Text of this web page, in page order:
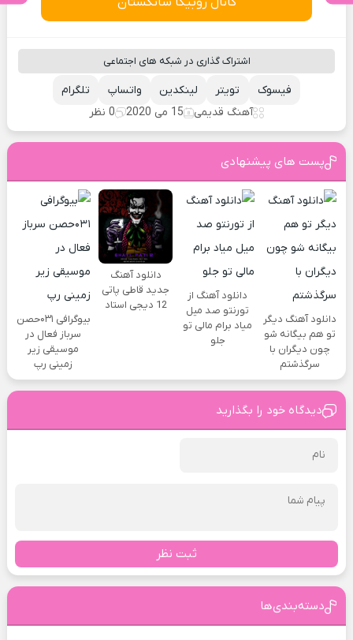
اشتراک گذاری در شبکه های اجتماعی
تلگرام واتساپ لینکدین تویتر
فیسوک
آهنگ قدیمی
15 می 2020 0 نظر
پست های پیشنهادی
دانلود آهنگ دیگر
تو هم بیگانه شو
چون دیگران با
سرگذشتم
دانلود آهنگ از
تورنتو صد میل
میاد برام مالی تو
جلو
دانلود آهنگ
جدید قاطی پاتی
12 دیجی استاد
بیوگرافی ۰۳۱حصن
سرباز فعال در
موسیقی زیر
زمینی رپ
دیدگاه خود را بگذارید
ثبت نظر
دسته‌بندی‌ها